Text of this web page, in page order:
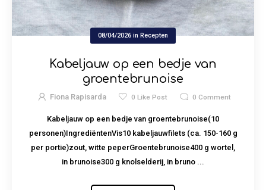
08/04/2026 in Recepten
Kabeljauw op een bedje van
groentebrunoise
Fiona Rapisarda 0 Like Post 0 Comment
Kabeljauw op een bedje van groentebrunoise(10
personen)IngrediëntenVis10 kabeljauwfilets (ca. 150-160 g
per portie)zout, witte peperGroentebrunoise400 g wortel,
in brunoise300 g knolselderij, in bruno ...